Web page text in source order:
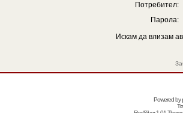
Потребител:
Парола:
Искам да влизам
Powered by